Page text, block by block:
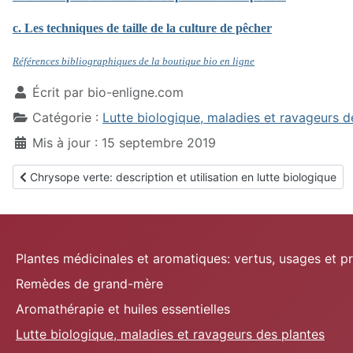
c. Les techniques de taille de la culture de pêcher
Références bibliographiques de la boutique bio en ligne
Écrit par bio-enligne.com
Catégorie : Lutte biologique, maladies et ravageurs
Mis à jour : 15 septembre 2019
Article précédent : Chrysope verte: description et utilisation en
Chrysope verte: description et utilisation en lutte biologique
Plantes médicinales et aromatiques: vertus, usages et
Remèdes de grand-mère
Aromathérapie et huiles essentielles
Lutte biologique, maladies et ravageurs des plantes